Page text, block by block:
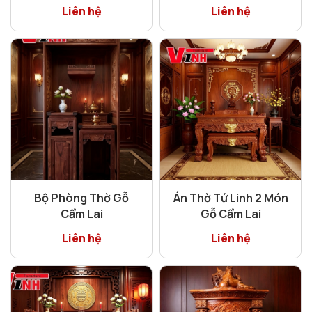
Liên hệ Liên hệ
Bộ Phòng Thờ Gỗ
Cẩm Lai
Liên hệ
Án Thờ Tứ Linh 2 Món
Gỗ Cẩm Lai
Liên hệ